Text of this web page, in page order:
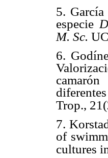
5.
especie
M. Sc.
6.
Trop.,
7.
of
cultures